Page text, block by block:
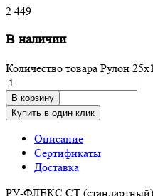
2 449
В наличии
Количество товара Рулон
В корзину
Купить в один клик
Описание
Сертификаты
Доставка
РУ-ФЛЕКС СТ